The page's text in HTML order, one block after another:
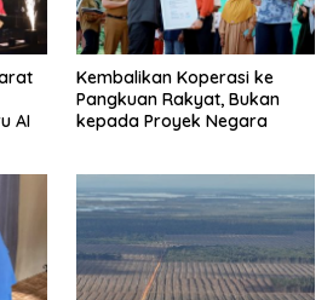
AI
Kembalikan Koperasi ke
Pangkuan Rakyat, Bukan
kepada Proyek Negara